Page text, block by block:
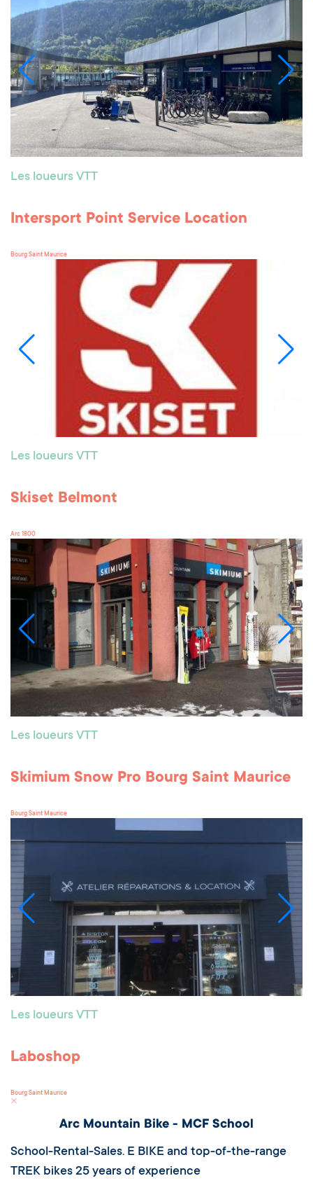
Les loueurs VTT
Intersport Point Service Location
Bourg Saint Maurice
Les loueurs VTT
Skiset Belmont
Arc 1800
Les loueurs VTT
Skimium Snow Pro Bourg Saint Maurice
Bourg Saint Maurice
Les loueurs VTT
Laboshop
Bourg Saint Maurice
Arc Mountain Bike - MCF School
School-Rental-Sales. E BIKE and top-of-the-range
TREK bikes 25 years of experience